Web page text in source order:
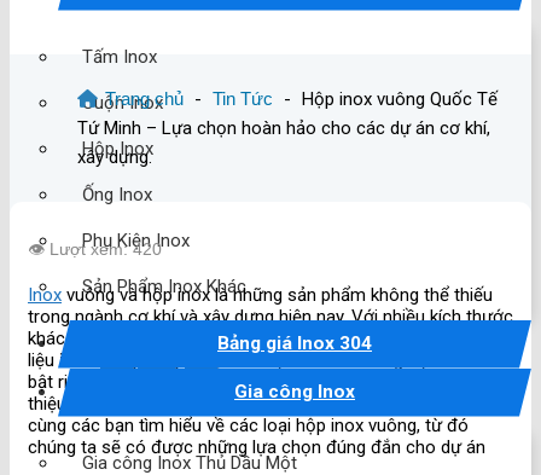
Tấm Inox
Cuộn Inox
Hộp Inox
Ống Inox
Phụ Kiện Inox
Sản Phẩm Inox Khác
Bảng giá Inox 304
Gia công Inox
Gia công Inox Thủ Dầu Một
Trang chủ - Tin Tức - Hộp inox vuông Quốc Tế
Tứ Minh – Lựa chọn hoàn hảo cho các dự án cơ khí,
xây dựng.
👁️ Lượt xem: 420
Inox vuông và hộp inox là những sản phẩm không thể thiếu
trong ngành cơ khí và xây dựng hiện nay. Với nhiều kích thước
khác nhau như
10×10, 10×20, 10×30, 10×40,… cũng như chất
liệuinox
, mỗi loại đều có những đặc điểm nổi
bật riêng. Trong bài viết này, Inox Quốc Tế Tứ Minh
thiệu một số sản phẩm hộp inox tại cơ sở của chúng tôi và
cùng các bạn tìm hiểu về các loại hộp inox vuông, từ đó
chúng ta sẽ có được những lựa chọn đúng đắn cho dự án